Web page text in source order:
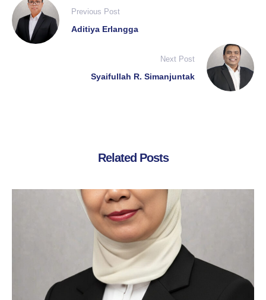
Previous Post
Aditiya Erlangga
Next Post
Syaifullah R. Simanjuntak
Related Posts